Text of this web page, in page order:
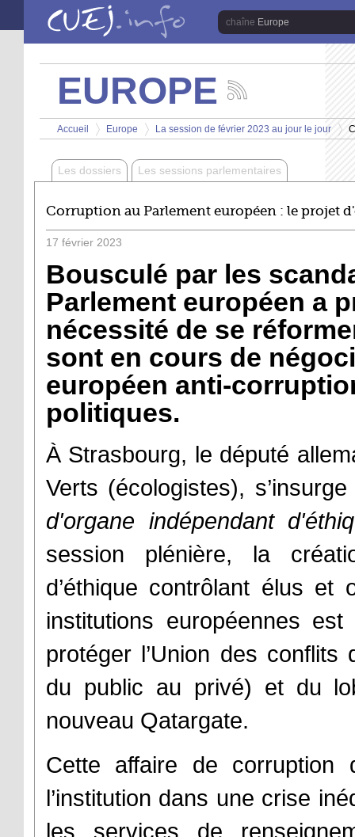
Aller au contenu principal
Europe
EUROPE
les
actualités
de
chaîne
Europe
Vous êtes ici
Accueil
>
Europe
>
La session de février 2023 au jour le jour
>
Les dossiers Les sessions parlementaires
Corruption au Parlement européen : le projet
17 février 2023
Bousculé par les
Parlement européen a
nécessité de se
sont en cours de
européen anti-
politiques.
À Strasbourg, le député
Verts (écologistes),
d'organe indépendant
session plénière, la
d’éthique contrôlant élus et
institutions européennes
protéger l’Union des conflits
du public au privé) et du
nouveau Qatargate.
Cette affaire de corruption
l’institution dans une crise
les services de